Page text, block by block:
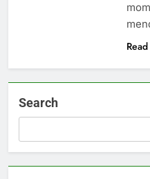
Search